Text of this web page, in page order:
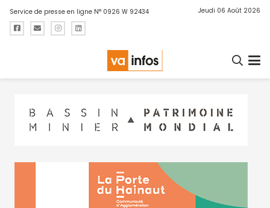
Service de presse en ligne N° 0926 W 92434 Jeudi 06 Août 2026